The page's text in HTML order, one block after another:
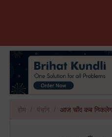
होम पंचांग आज चाँद कब